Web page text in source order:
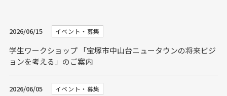
2026/06/15 イベント・募集
学生ワークショップ 「宝塚市中山台ニュータウンの将来ビジ
ョンを考える」のご案内
2026/06/05 イベント・募集